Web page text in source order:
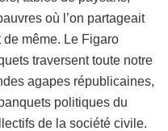
où l’on partageait
de même. Le Figaro
traversent toute notre
agapes républicaines,
politiques du
de la société civile.